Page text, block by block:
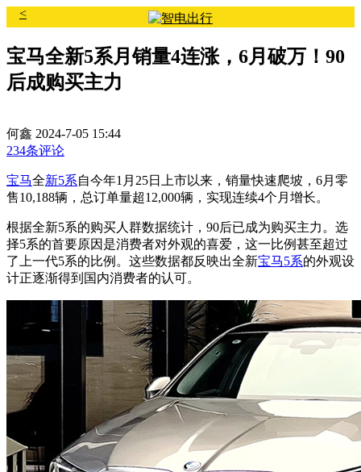
<
宝马全新5系月销量4连涨，6月破万！90
后成购买主力
何鑫 2024-7-05 15:44
234条评论
宝马全新5系自今年1月25日上市以来，销量快速爬坡，6月零
售10,188辆，总订单量超12,000辆，实现连续4个月增长。
根据全新5系的购买人群数据统计，90后已成为购买主力。选
择5系的首要原因是消费者对外观的喜爱，这一比例甚至超过
了上一代5系的比例。这些数据都反映出全新宝马5系的外观设
计正逐渐得到国内消费者的认可。